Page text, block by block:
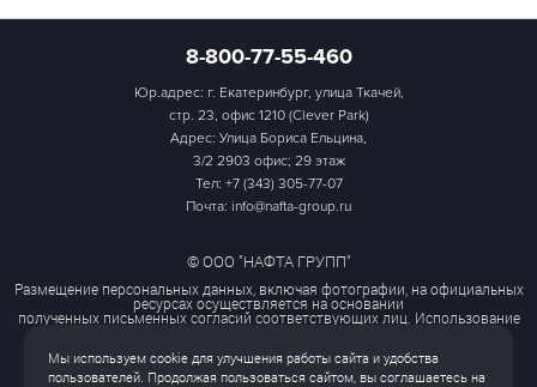
8-800-77-55-460
Юр.адрес: г. Екатеринбург, улица Ткачей,
стр. 23, офис 1210 (Clever Park)
Адрес: Улица Бориса Ельцина,
3/2 2903 офис; 29 этаж
Тел: +7 (343) 305-77-07
Почта: info@nafta-group.ru
© ООО "НАФТА ГРУПП"
Размещение персональных данных, включая фотографии, на официальных
ресурсах осуществляется на основании
полученных письменных согласий соответствующих лиц. Использование
Политика обработки персональных данных
Мы используем cookie для улучшения работы сайта и удобства
пользователей. Продолжая пользоваться сайтом, вы соглашаетесь на